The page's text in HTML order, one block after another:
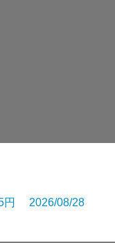
円 2026/08/28